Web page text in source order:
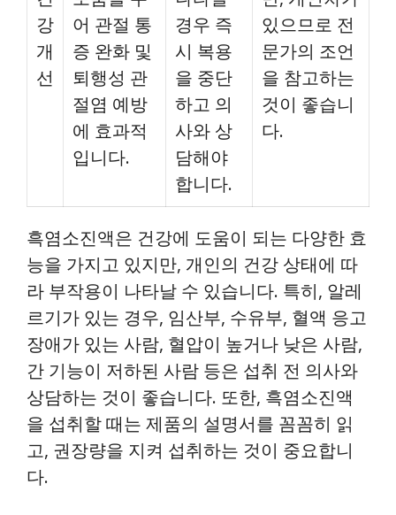
강
개
선
어 관절 통
증 완화 및
퇴행성 관
절염 예방
에 효과적
입니다.
경우 즉
시 복용
을 중단
하고 의
사와 상
담해야
합니다.
있으므로 전
문가의 조언
을 참고하는
것이 좋습니
다.
흑염소진액은 건강에 도움이 되는 다양한 효
능을 가지고 있지만, 개인의 건강 상태에 따
라 부작용이 나타날 수 있습니다. 특히, 알레
르기가 있는 경우, 임산부, 수유부, 혈액 응고
장애가 있는 사람, 혈압이 높거나 낮은 사람,
간 기능이 저하된 사람 등은 섭취 전 의사와
상담하는 것이 좋습니다. 또한, 흑염소진액
을 섭취할 때는 제품의 설명서를 꼼꼼히 읽
고, 권장량을 지켜 섭취하는 것이 중요합니
다.